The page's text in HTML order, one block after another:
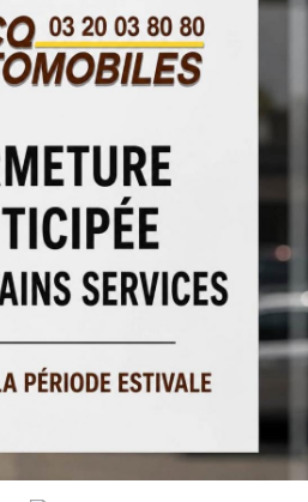
?
enroncq automobiles
avec un service personnalisé